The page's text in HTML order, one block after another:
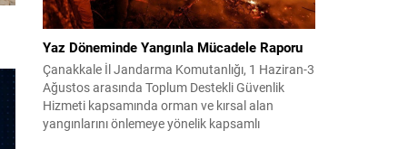
Yaz Döneminde Yangınla Mücadele Raporu
Çanakkale İl Jandarma Komutanlığı, 1 Haziran-3
Ağustos arasında Toplum Destekli Güvenlik
Hizmeti kapsamında orman ve kırsal alan
yangınlarını önlemeye yönelik kapsamlı